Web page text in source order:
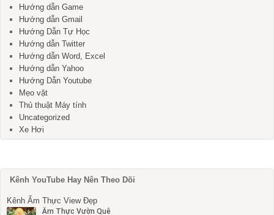
Hướng dẫn Game
Hướng dẫn Gmail
Hướng Dẫn Tự Học
Hướng dẫn Twitter
Hướng dẫn Word, Excel
Hướng dẫn Yahoo
Hướng Dẫn Youtube
Mẹo vặt
Thủ thuật Máy tính
Uncategorized
Xe Hơi
Kênh YouTube Hay Nên Theo Dõi
Kênh Ẩm Thực View Đẹp